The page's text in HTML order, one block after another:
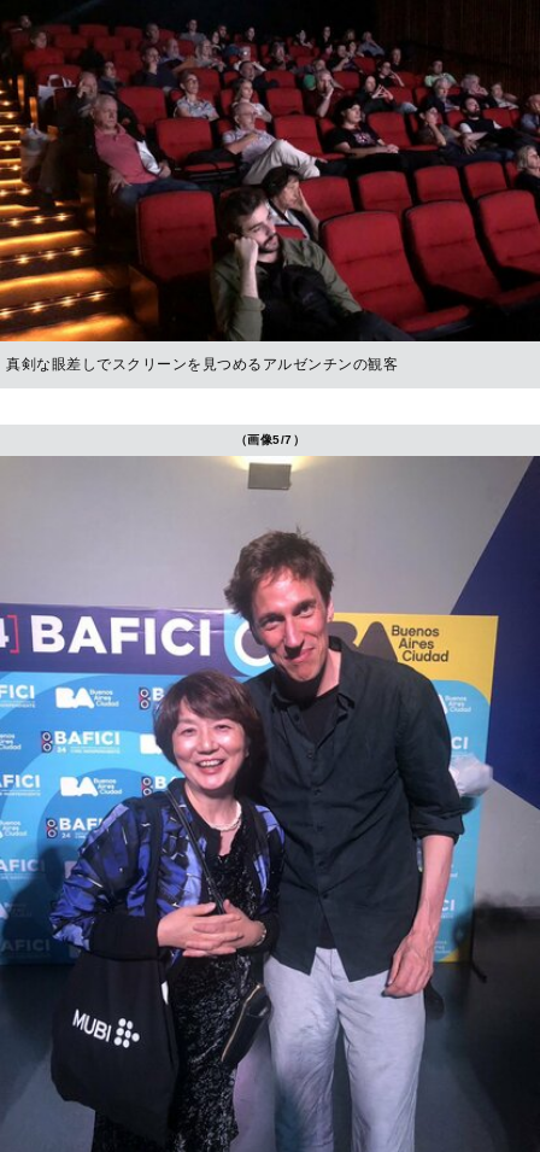
真剣な眼差しでスクリーンを見つめるアルゼンチンの観客
（画像5/7）